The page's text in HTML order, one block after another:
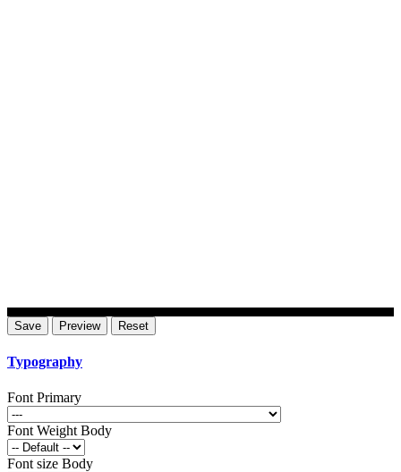
Typography
Font Primary
Font Weight Body
Font size Body